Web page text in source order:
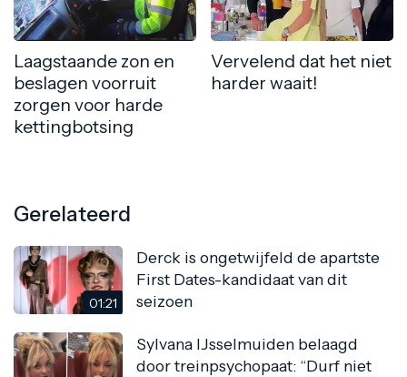
Laagstaande zon en
beslagen voorruit
zorgen voor harde
kettingbotsing
Vervelend dat het niet
harder waait!
Gerelateerd
01:21
Derck is ongetwijfeld de apartste
First Dates-kandidaat van dit
seizoen
Sylvana IJsselmuiden belaagd
door treinpsychopaat: “Durf niet